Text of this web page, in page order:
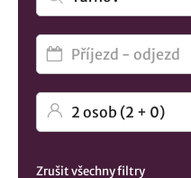
Zrušit všechny filtry